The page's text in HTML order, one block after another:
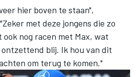
hier boven te staan",
met deze jongens die zo
nog racen met Max, wat
ontzettend blij. Ik hou van dit
om terug te komen."